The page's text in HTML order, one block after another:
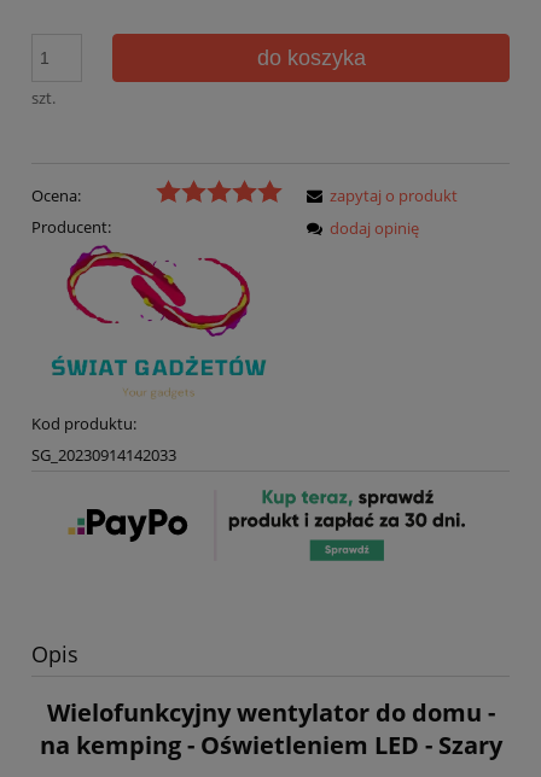
szt.
do koszyka
Ocena:
Producent:
Kod produktu:
SG_20230914142033
zapytaj o produkt
dodaj opinię
Opis
Wielofunkcyjny wentylator do domu -
na kemping - Oświetleniem LED - Szary